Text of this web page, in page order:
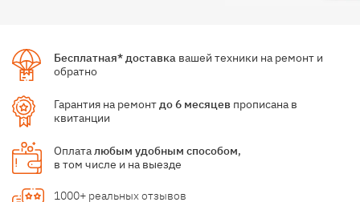
Бесплатная* доставка вашей техники на ремонт и
обратно
Гарантия на ремонтдо 6 месяцев прописана в
квитанции
Оплаталюбым удобным способом,
в том числе и на выезде
1000+ реальных отзывов